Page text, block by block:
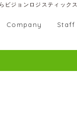
ビジョンロジスティックス
Company Staff